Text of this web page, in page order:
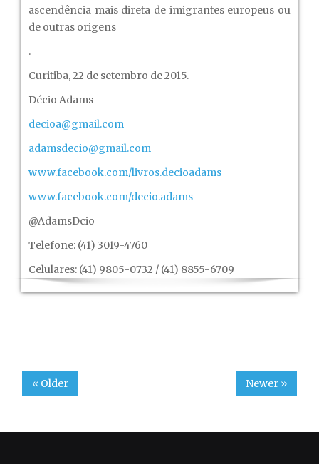
ascendência mais direta de imigrantes europeus ou
de outras origens
.
Curitiba, 22 de setembro de 2015.
Décio Adams
decioa@gmail.com
adamsdecio@gmail.com
www.facebook.com/livros.decioadams
www.facebook.com/decio.adams
@AdamsDcio
Telefone: (41) 3019-4760
Celulares: (41) 9805-0732 / (41) 8855-6709
« Older Newer »